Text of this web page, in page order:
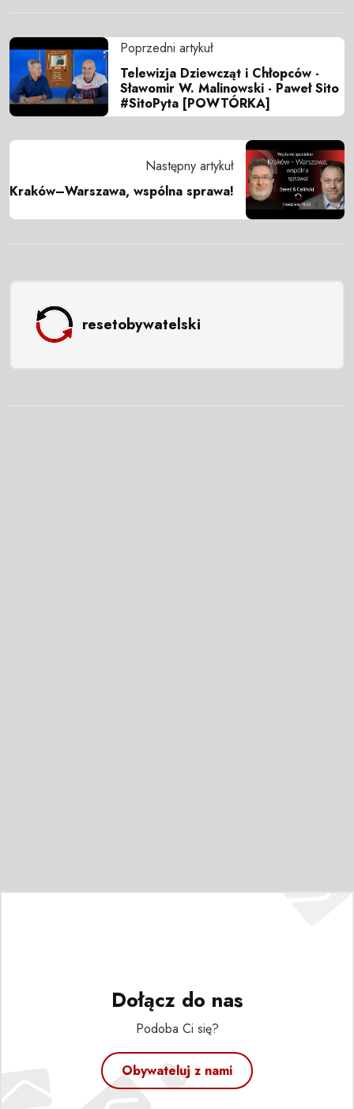
Poprzedni artykuł
Telewizja Dziewcząt i Chłopców -
Sławomir W. Malinowski - Paweł Sito
#SitoPyta [POWTÓRKA]
Następny artykuł
Kraków–Warszawa, wspólna sprawa!
resetobywatelski
Dołącz do nas
Podoba Ci się?
Obywateluj z nami